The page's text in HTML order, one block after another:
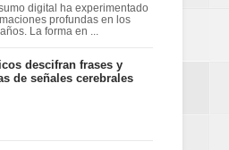
digital ha experimentado
profundas en los
La forma en ...
descifran frases y
de señales cerebrales